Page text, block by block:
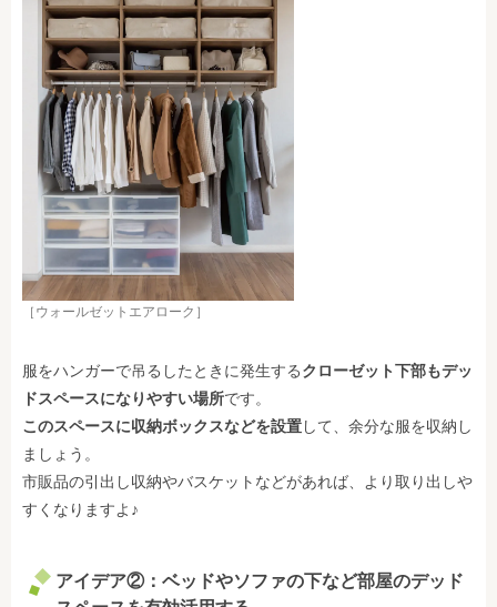
［ウォールゼットエアローク］
服をハンガーで吊るしたときに発生するクローゼット下部もデッ
ドスペースになりやすい場所です。
このスペースに収納ボックスなどを設置して、余分な服を収納し
ましょう。
市販品の引出し収納やバスケットなどがあれば、より取り出しや
すくなりますよ♪
アイデア②：ベッドやソファの下など部屋のデッド